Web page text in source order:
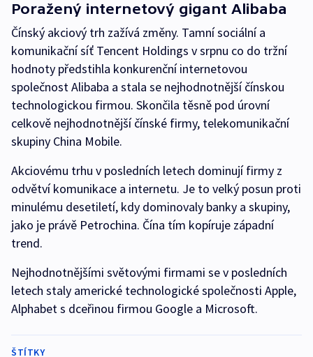
Poražený internetový gigant Alibaba
Čínský akciový trh zažívá změny. Tamní sociální a
komunikační síť Tencent Holdings v srpnu co do tržní
hodnoty předstihla konkurenční internetovou
společnost Alibaba a stala se nejhodnotnější čínskou
technologickou firmou. Skončila těsně pod úrovní
celkově nejhodnotnější čínské firmy, telekomunikační
skupiny China Mobile.
Akciovému trhu v posledních letech dominují firmy z
odvětví komunikace a internetu. Je to velký posun proti
minulému desetiletí, kdy dominovaly banky a skupiny,
jako je právě Petrochina. Čína tím kopíruje západní
trend.
Nejhodnotnějšími světovými firmami se v posledních
letech staly americké technologické společnosti Apple,
Alphabet s dceřinou firmou Google a Microsoft.
ŠTÍTKY